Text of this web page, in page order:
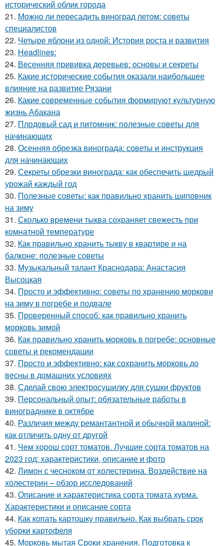
исторический облик города
21. Можно ли пересадить виноград летом: советы
специалистов
22. Четыре яблони из одной: История роста и развития
23. Headlines:
24. Весенняя прививка деревьев: основы и секреты
25. Какие исторические события оказали наибольшее
влияние на развитие Рязани
26. Какие современные события формируют культурную
жизнь Абакана
27. Плодовый сад и питомник: полезные советы для
начинающих
28. Осенняя обрезка винограда: советы и инструкция
для начинающих
29. Секреты обрезки винограда: как обеспечить щедрый
урожай каждый год
30. Полезные советы: как правильно хранить шиповник
на зиму
31. Сколько времени тыква сохраняет свежесть при
комнатной температуре
32. Как правильно хранить тыкву в квартире и на
балконе: полезные советы
33. Музыкальный талант Краснодара: Анастасия
Высоцкая
34. Просто и эффективно: советы по хранению моркови
на зиму в погребе и подвале
35. Проверенный способ: как правильно хранить
морковь зимой
36. Как правильно хранить морковь в погребе: основные
советы и рекомендации
37. Просто и эффективно: как сохранить морковь до
весны в домашних условиях
38. Сделай свою электросушилку для сушки фруктов
39. Персональный опыт: обязательные работы в
винограднике в октябре
40. Различия между ремантантной и обычной малиной:
как отличить одну от другой
41. Чем хорош сорт томатов. Лучшие сорта томатов на
2023 год: характеристики, описание и фото
42. Лимон с чесноком от холестерина. Воздействие на
холестерин – обзор исследований
43. Описание и характеристика сорта томата хурма.
Характеристики и описание сорта
44. Как копать картошку правильно. Как выбрать срок
уборки картофеля
45. Морковь мытая Сроки хранения. Подготовка к